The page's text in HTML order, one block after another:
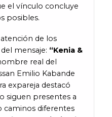
el vínculo concluye
posibles.
de los
mensaje: “Kenia &
real del
Emilio Kabande
expareja destacó
siguen presentes a
caminos diferentes